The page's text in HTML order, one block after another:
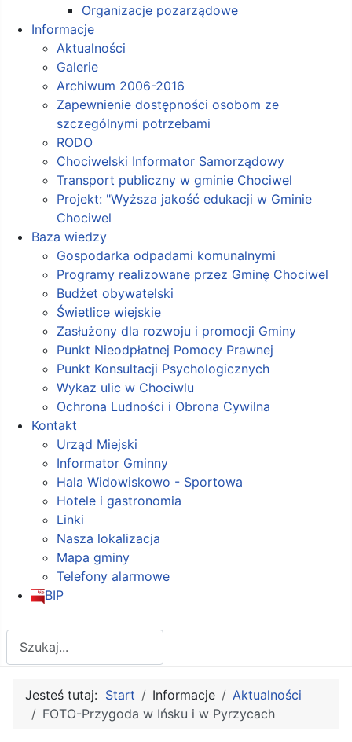
Organizacje pozarządowe
Informacje
Aktualności
Galerie
Archiwum 2006-2016
Zapewnienie dostępności osobom ze
szczególnymi potrzebami
RODO
Chociwelski Informator Samorządowy
Transport publiczny w gminie Chociwel
Projekt: "Wyższa jakość edukacji w Gminie
Chociwel
Baza wiedzy
Gospodarka odpadami komunalnymi
Programy realizowane przez Gminę Chociwel
Budżet obywatelski
Świetlice wiejskie
Zasłużony dla rozwoju i promocji Gminy
Punkt Nieodpłatnej Pomocy Prawnej
Punkt Konsultacji Psychologicznych
Wykaz ulic w Chociwlu
Ochrona Ludności i Obrona Cywilna
Kontakt
Urząd Miejski
Informator Gminny
Hala Widowiskowo - Sportowa
Hotele i gastronomia
Linki
Nasza lokalizacja
Mapa gminy
Telefony alarmowe
BIP
Jesteś tutaj: Start Informacje
Aktualności
FOTO-Przygoda w Ińsku i w Pyrzycach